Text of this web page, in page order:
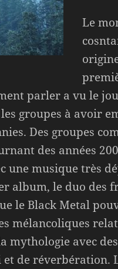
Le
parler a vu le
groupes à avoir
Des groupes
des années
une musique très
album, le duo des
le Black Metal
mélancoliques
mythologie avec
et de réverbération.